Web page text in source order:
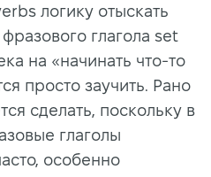
логику отыскать
глагола set
на «начинать что-то
просто заучить. Рано
сделать, поскольку в
глаголы
особенно